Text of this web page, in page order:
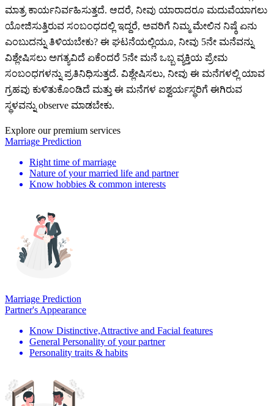
ಮಾತ್ರ ಕಾರ್ಯನಿರ್ವಹಿಸುತ್ತದೆ. ಆದರೆ, ನೀವು ಯಾರಾದರೂ ಮದುವೆಯಾಗಲು
ಯೋಜಿಸುತ್ತಿರುವ ಸಂಬಂಧದಲ್ಲಿ ಇದ್ದರೆ, ಅವರಿಗೆ ನಿಮ್ಮ ಮೇಲಿನ ನಿಷ್ಠೆ ಏನು
ಎಂಬುದನ್ನು ತಿಳಿಯಬೇಕು? ಈ ಘಟನೆಯಲ್ಲಿಯೂ, ನೀವು 5ನೇ ಮನೆವನ್ನು
ವಿಶ್ಲೇಷಿಸಲು ಅಗತ್ಯವಿದೆ ಏಕೆಂದರೆ 5ನೇ ಮನೆ ಒಬ್ಬ ವ್ಯಕ್ತಿಯ ಪ್ರೇಮ
ಸಂಬಂಧಗಳನ್ನು ಪ್ರತಿನಿಧಿಸುತ್ತದೆ. ವಿಶ್ಲೇಷಿಸಲು, ನೀವು ಈ ಮನೆಗಳಲ್ಲಿ ಯಾವ
ಗ್ರಹವು ಕುಳಿತುಕೊಂಡಿದೆ ಮತ್ತು ಈ ಮನೆಗಳ ಐಶ್ವರ್ಯಸ್ಥರಿಗೆ ಈಗಿರುವ
ಸ್ಥಳವನ್ನು observe ಮಾಡಬೇಕು.
Explore our premium services
Marriage Prediction
Right time of marriage
Nature of your married life and partner
Know hobbies & common interests
Marriage Prediction
Partner's Appearance
Know Distinctive,Attractive and Facial features
General Personality of your partner
Personality traits & habits